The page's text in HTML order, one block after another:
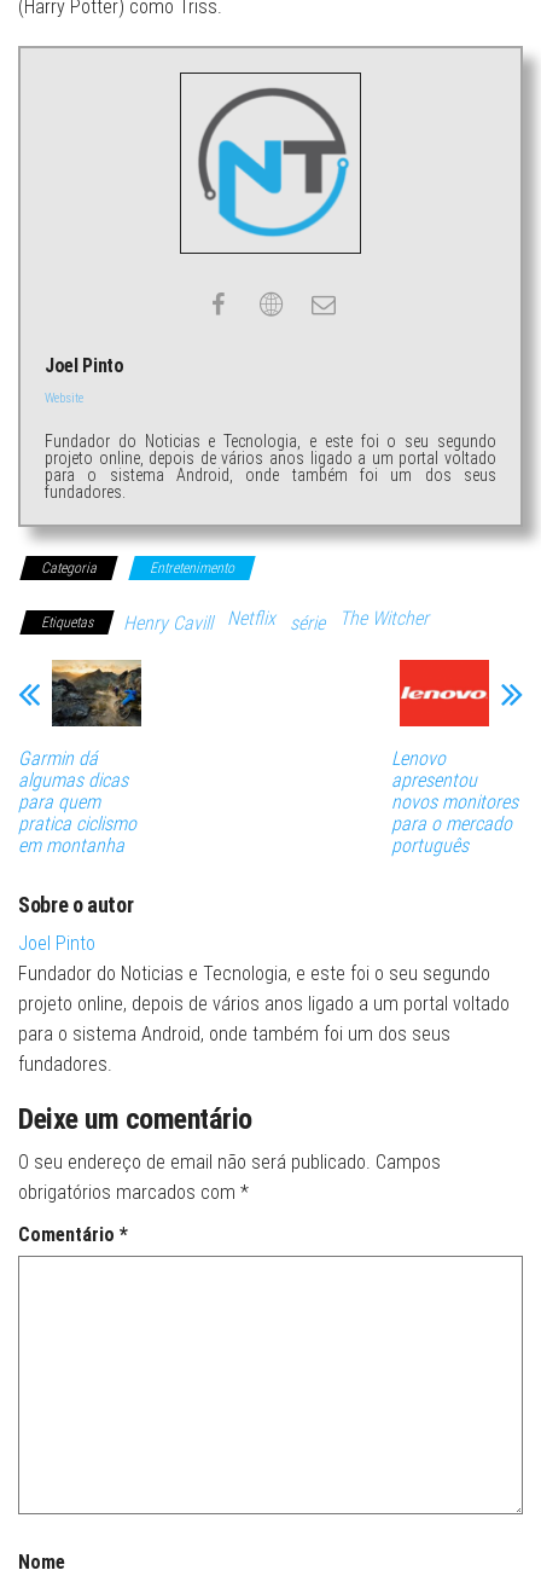
(Harry Potter) como Triss.
Joel Pinto
Website
Fundador do Noticias e Tecnologia, e este foi o seu segundo
projeto online, depois de vários anos ligado a um portal voltado
para o sistema Android, onde também foi um dos seus
fundadores.
Categoria Entretenimento
Etiquetas Henry Cavill Netflix série The Witcher
Garmin dá
algumas dicas
para quem
pratica ciclismo
em montanha
Lenovo
apresentou
novos monitores
para o mercado
português
Sobre o autor
Joel Pinto
Fundador do Noticias e Tecnologia, e este foi o seu segundo
projeto online, depois de vários anos ligado a um portal voltado
para o sistema Android, onde também foi um dos seus
fundadores.
Deixe um comentário
O seu endereço de email não será publicado. Campos
obrigatórios marcados com *
Comentário *
Nome